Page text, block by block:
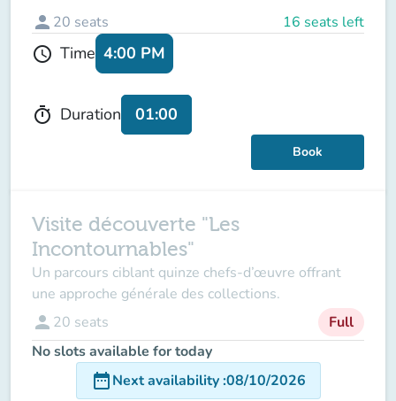
person 20 seats 16 seats left
schedule Time 4:00 PM
timer Duration 01:00
Book
Visite découverte "Les
Incontournables"
Un parcours ciblant quinze chefs-d’œuvre offrant
une approche générale des collections.
person 20 seats
Full
No slots available for today
date_rangeNext availability:08/10/2026